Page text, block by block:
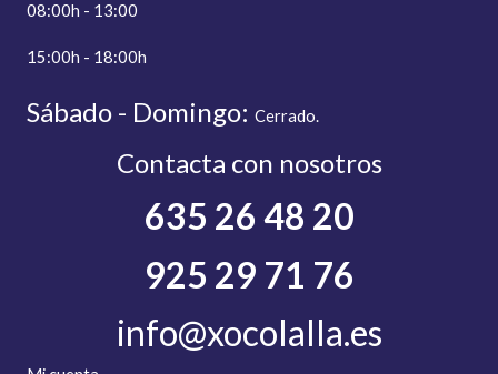
08:00h - 13:00
15:00h - 18:00h
Sábado - Domingo: Cerrado.
Contacta con nosotros
635 26 48 20
925 29 71 76
info@xocolalla.es